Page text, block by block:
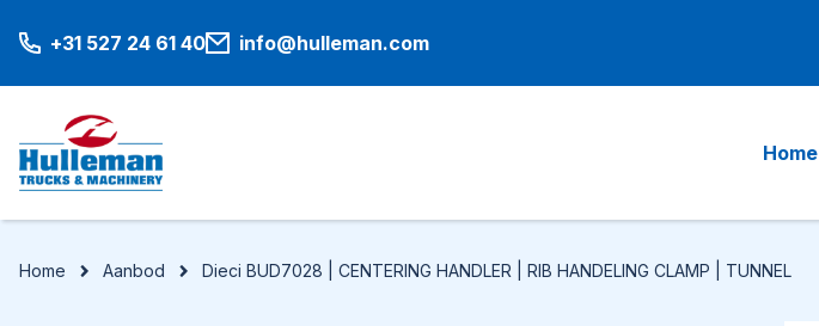
+31 527 24 61 40 info@hulleman.com
Home
Home Aanbod Dieci BUD7028 | CENTERING HANDLER | RIB HANDELING CLAMP | TUNNEL